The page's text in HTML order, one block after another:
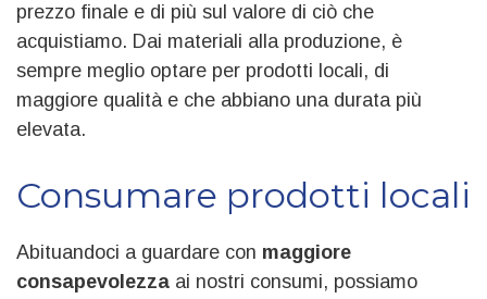
prezzo finale e di più sul valore di ciò che
acquistiamo. Dai materiali alla produzione, è
sempre meglio optare per prodotti locali, di
maggiore qualità e che abbiano una durata più
elevata.
Consumare prodotti locali
Abituandoci a guardare con maggiore
consapevolezza ai nostri consumi, possiamo